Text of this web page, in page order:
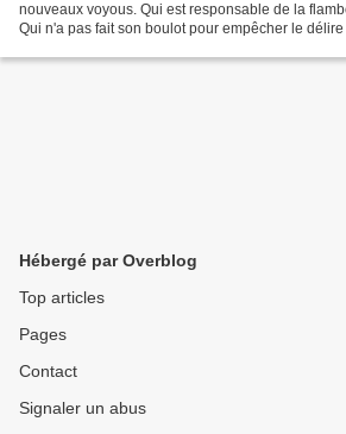
nouveaux voyous. Qui est responsable de la
Qui n'a pas fait son boulot pour empêcher le
Hébergé par Overblog
Top articles
Pages
Contact
Signaler un abus